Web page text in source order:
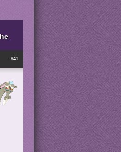
#41